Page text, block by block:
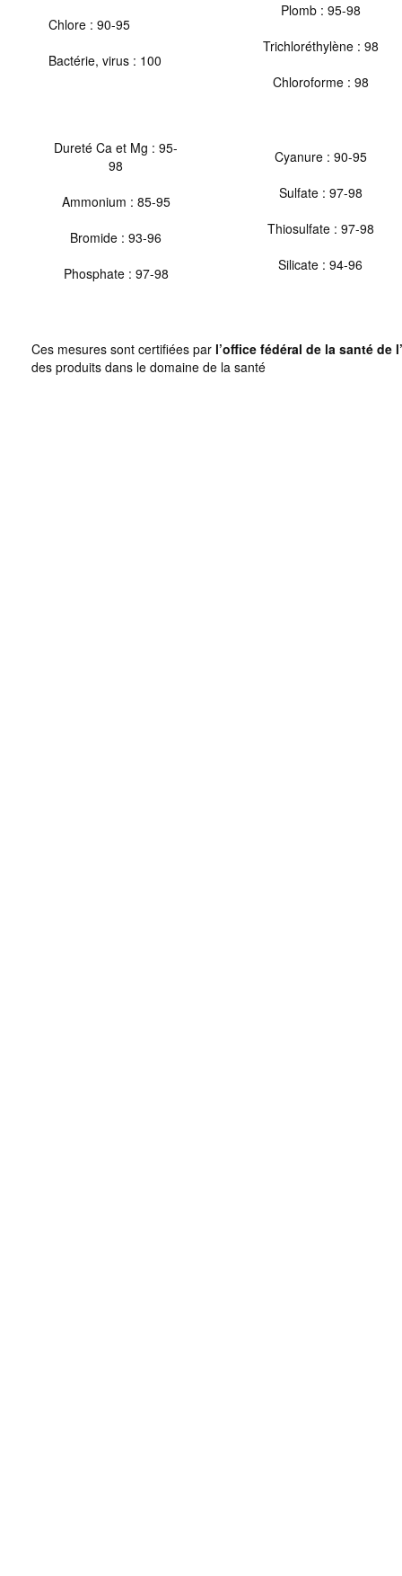
Chlore : 90-95
Bactérie, virus : 100
Plomb : 95-98
Trichloréthylène : 98
Chloroforme : 98
Dureté Ca et Mg : 95-
98
Ammonium : 85-95
Bromide : 93-96
Phosphate : 97-98
Cyanure : 90-95
Sulfate : 97-98
Thiosulfate : 97-98
Silicate : 94-96
Ces mesures sont certifiées par l’office fédéral de la santé de
des produits dans le domaine de la santé